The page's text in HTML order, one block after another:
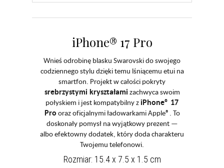
iPhone® 17 Pro
Wnieś odrobinę blasku Swarovski do swojego
codziennego stylu dzięki temu lśniącemu etui na
smartfon. Projekt w całości pokryty
srebrzystymi kryształami zachwyca swoim
połyskiem i jest kompatybilny ziPhone® 17
Pro oraz oficjalnymi ładowarkami Apple®. To
doskonały pomysł na wyjątkowy prezent —
albo efektowny dodatek, który doda charakteru
Twojemu telefonowi.
Rozmiar: 15.4 x 7.5 x 1.5 cm